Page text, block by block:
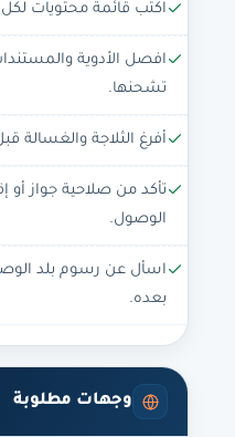
اكتب قائمة محتويات
افصل الأدوية
تشحنها.
أفرغ الثلاجة والغسالة
تأكد من صلاحية جواز أو
الوصول.
اسأل عن رسوم بلد
بعده.
وجهات مطلوبة